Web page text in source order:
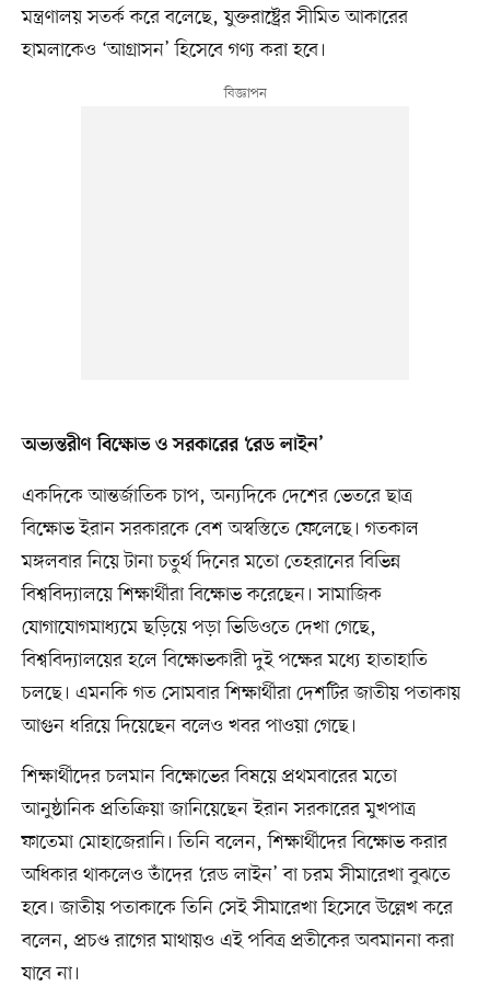
মন্ত্রণালয় সতর্ক করে বলেছে, যুক্তরাষ্ট্রের সীমিত আকারের
হামলাকেও ‘আগ্রাসন’ হিসেবে গণ্য করা হবে।
অভ্যন্তরীণ বিক্ষোভ ও সরকারের ‘রেড লাইন’
একদিকে আন্তর্জাতিক চাপ, অন্যদিকে দেশের ভেতরে ছাত্র
বিক্ষোভ ইরান সরকারকে বেশ অস্বস্তিতে ফেলেছে। গতকাল
মঙ্গলবার নিয়ে টানা চতুর্থ দিনের মতো তেহরানের বিভিন্ন
বিশ্ববিদ্যালয়ে শিক্ষার্থীরা বিক্ষোভ করেছেন। সামাজিক
যোগাযোগমাধ্যমে ছড়িয়ে পড়া ভিডিওতে দেখা গেছে,
বিশ্ববিদ্যালয়ের হলে বিক্ষোভকারী দুই পক্ষের মধ্যে হাতাহাতি
চলছে। এমনকি গত সোমবার শিক্ষার্থীরা দেশটির জাতীয় পতাকায়
আগুন ধরিয়ে দিয়েছেন বলেও খবর পাওয়া গেছে।
শিক্ষার্থীদের চলমান বিক্ষোভের বিষয়ে প্রথমবারের মতো
আনুষ্ঠানিক প্রতিক্রিয়া জানিয়েছেন ইরান সরকারের মুখপাত্র
ফাতেমা মোহাজেরানি। তিনি বলেন, শিক্ষার্থীদের বিক্ষোভ করার
অধিকার থাকলেও তাঁদের ‘রেড লাইন’ বা চরম সীমারেখা বুঝতে
হবে। জাতীয় পতাকাকে তিনি সেই সীমারেখা হিসেবে উল্লেখ করে
বলেন, প্রচণ্ড রাগের মাথায়ও এই পবিত্র প্রতীকের অবমাননা করা
যাবে না।